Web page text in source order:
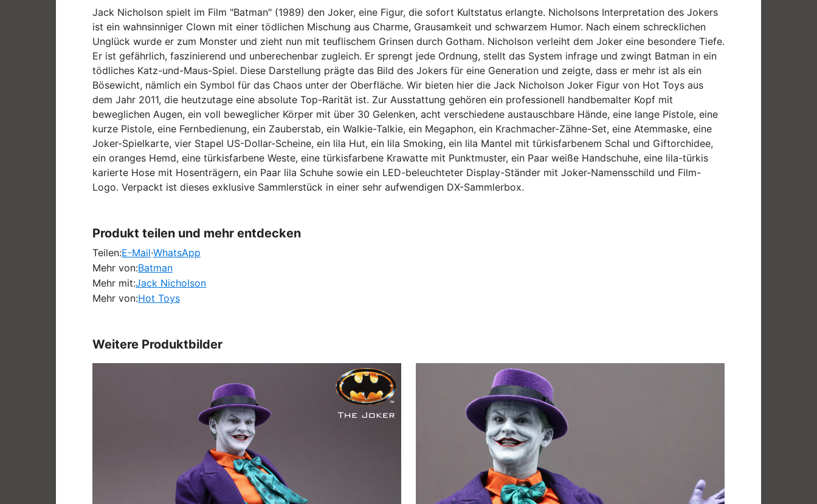
Jack Nicholson spielt im Film "Batman" (1989) den Joker, eine Figur, die sofort Kultstatus erlangte. Nicholsons Interpretation des Jokers
ist ein wahnsinniger Clown mit einer tödlichen Mischung aus Charme, Grausamkeit und schwarzem Humor. Nach einem schrecklichen
Unglück wurde er zum Monster und zieht nun mit teuflischem Grinsen durch Gotham. Nicholson verleiht dem Joker eine besondere Tiefe.
Er ist gefährlich, faszinierend und unberechenbar zugleich. Er sprengt jede Ordnung, stellt das System infrage und zwingt Batman in ein
tödliches Katz-und-Maus-Spiel. Diese Darstellung prägte das Bild des Jokers für eine Generation und zeigte, dass er mehr ist als ein
Bösewicht, nämlich ein Symbol für das Chaos unter der Oberfläche. Wir bieten hier die Jack Nicholson Joker Figur von Hot Toys aus
dem Jahr 2011, die heutzutage eine absolute Top-Rarität ist. Zur Ausstattung gehören ein professionell handbemalter Kopf mit
beweglichen Augen, ein voll beweglicher Körper mit über 30 Gelenken, acht verschiedene austauschbare Hände, eine lange Pistole, eine
kurze Pistole, eine Fernbedienung, ein Zauberstab, ein Walkie-Talkie, ein Megaphon, ein Krachmacher-Zähne-Set, eine Atemmaske, eine
Joker-Spielkarte, vier Stapel US-Dollar-Scheine, ein lila Hut, ein lila Smoking, ein lila Mantel mit türkisfarbenem Schal und Giftorchidee,
ein oranges Hemd, eine türkisfarbene Weste, eine türkisfarbene Krawatte mit Punktmuster, ein Paar weiße Handschuhe, eine lila-türkis
karierte Hose mit Hosenträgern, ein Paar lila Schuhe sowie ein LED-beleuchteter Display-Ständer mit Joker-Namensschild und Film-
Logo. Verpackt ist dieses exklusive Sammlerstück in einer sehr aufwendigen DX-Sammlerbox.
Produkt teilen und mehr entdecken
Teilen:E-Mail·WhatsApp
Mehr von:Batman
Mehr mit:Jack Nicholson
Mehr von:Hot Toys
Weitere Produktbilder